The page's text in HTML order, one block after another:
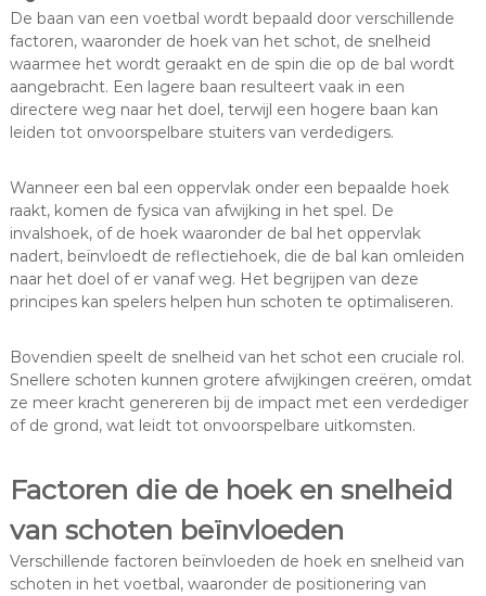
De baan van een voetbal wordt bepaald door verschillende
factoren, waaronder de hoek van het schot, de snelheid
waarmee het wordt geraakt en de spin die op de bal wordt
aangebracht. Een lagere baan resulteert vaak in een
directere weg naar het doel, terwijl een hogere baan kan
leiden tot onvoorspelbare stuiters van verdedigers.
Wanneer een bal een oppervlak onder een bepaalde hoek
raakt, komen de fysica van afwijking in het spel. De
invalshoek, of de hoek waaronder de bal het oppervlak
nadert, beïnvloedt de reflectiehoek, die de bal kan omleiden
naar het doel of er vanaf weg. Het begrijpen van deze
principes kan spelers helpen hun schoten te optimaliseren.
Bovendien speelt de snelheid van het schot een cruciale rol.
Snellere schoten kunnen grotere afwijkingen creëren, omdat
ze meer kracht genereren bij de impact met een verdediger
of de grond, wat leidt tot onvoorspelbare uitkomsten.
Factoren die de hoek en snelheid
van schoten beïnvloeden
Verschillende factoren beïnvloeden de hoek en snelheid van
schoten in het voetbal, waaronder de positionering van